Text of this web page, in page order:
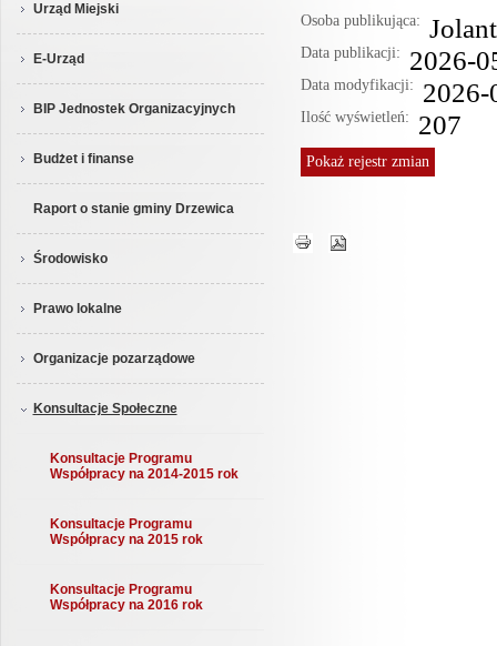
Urząd Miejski
E-Urząd
BIP Jednostek Organizacyjnych
Budżet i finanse
Raport o stanie gminy Drzewica
Środowisko
Prawo lokalne
Organizacje pozarządowe
Konsultacje Społeczne
Konsultacje Programu
Współpracy na 2014-2015 rok
Konsultacje Programu
Współpracy na 2015 rok
Konsultacje Programu
Współpracy na 2016 rok
Osoba publikująca:
Data publikacji: 2026-
Data modyfikacji: 2026-
Ilość wyświetleń: 207
Pokażrejestr zmian